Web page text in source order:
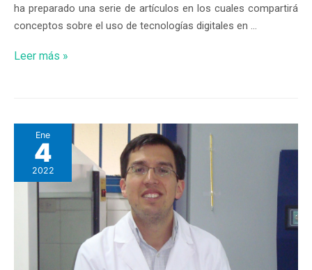
ha preparado una serie de artículos en los cuales compartirá
conceptos sobre el uso de tecnologías digitales en …
Leer más »
Ene
4
2022